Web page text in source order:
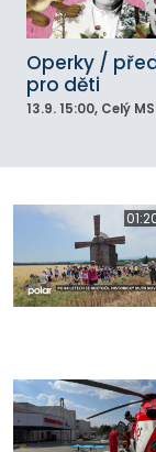
Operky /
pro děti
13.9. 15:00, Celý